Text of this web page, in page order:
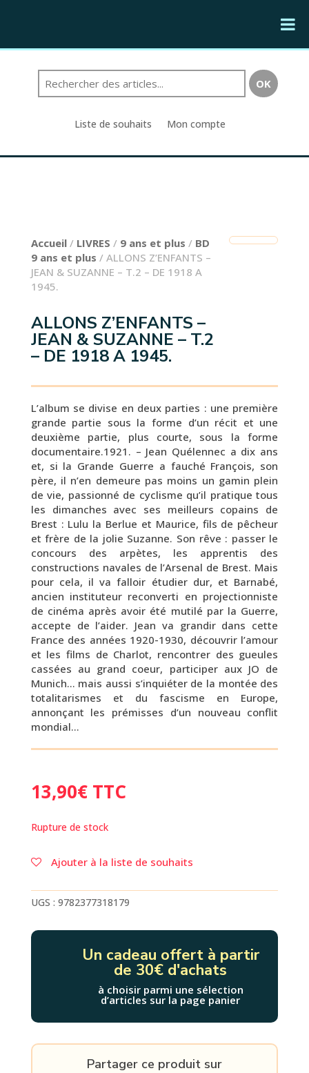
Liste de souhaits Mon compte
Accueil/ LIVRES / 9 ans et plus / BD
9 ans et plus / ALLONS Z’ENFANTS –
JEAN & SUZANNE – T.2 – DE 1918 A
1945.
ALLONS Z’ENFANTS –
JEAN & SUZANNE – T.2
– DE 1918 A 1945.
L’album se divise en deux parties : une première
grande partie sous la forme d’un récit et une
deuxième partie, plus courte, sous la forme
documentaire.1921. – Jean Quélennec a dix ans
et, si la Grande Guerre a fauché François, son
père, il n’en demeure pas moins un gamin plein
de vie, passionné de cyclisme qu’il pratique tous
les dimanches avec ses meilleurs copains de
Brest : Lulu la Berlue et Maurice, fils de pêcheur
et frère de la jolie Suzanne. Son rêve : passer le
concours des arpètes, les apprentis des
constructions navales de l’Arsenal de Brest. Mais
pour cela, il va falloir étudier dur, et Barnabé,
ancien instituteur reconverti en projectionniste
de cinéma après avoir été mutilé par la Guerre,
accepte de l’aider. Jean va grandir dans cette
France des années 1920-1930, découvrir l’amour
et les films de Charlot, rencontrer des gueules
cassées au grand coeur, participer aux JO de
Munich… mais aussi s’inquiéter de la montée des
totalitarismes et du fascisme en Europe,
annonçant les prémisses d’un nouveau conflit
mondial…
13,90€ TTC
Rupture de stock
Ajouter à la liste de souhaits
UGS : 9782377318179
Un cadeau offert à partir
de 30€ d'achats
à choisir parmi une sélection
d’articles sur la page panier
Partager ce produit sur